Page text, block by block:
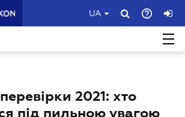
UA
2021: хто
під пильною увагою